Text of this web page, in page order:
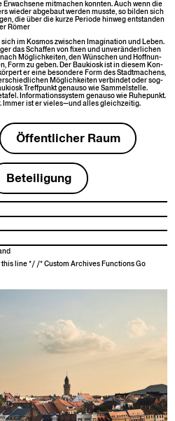
Erwach­sene mit­machen kon­nten. Auch wenn die
wieder abge­baut wer­den musste, so bilden sich
die über die kurze Peri­ode hin­weg ent­standen
Römer
im Kos­mos zwis­chen Imag­i­na­tion und Leben.
das Schaf­fen von fix­en und unverän­der­lichen
Möglichkeit­en, den Wün­schen und Hoff­nun­
Form zu geben. Der Baukiosk ist in diesem Kon­
er eine beson­dere Form des Stadt­machens,
Möglichkeit­en verbindet oder sog­
Tre­ff­punkt genau­so wie Sam­mel­stelle.
Infor­ma­tion­ssys­tem genau­so wie Ruhep­unkt.
Immer ist er vieles—und alles gleichzeitig.
Öffentlich­er Raum
Beteili­gung
line */ /* Custom Archives Functions Go